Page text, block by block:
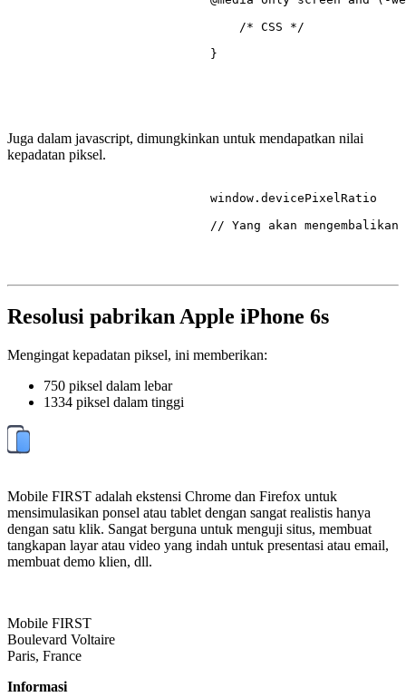
/* CSS */
                            }
Juga dalam javascript, dimungkinkan untuk mendapatkan nilai
kepadatan piksel.
                            window.
devicePixelRatio
// Yang akan mengembalikan
Resolusi pabrikan Apple iPhone 6s
Mengingat kepadatan piksel, ini memberikan:
750 piksel dalam lebar
1334 piksel dalam tinggi
Mobile FIRST adalah ekstensi Chrome dan Firefox untuk
mensimulasikan ponsel atau tablet dengan sangat realistis hanya
dengan satu klik. Sangat berguna untuk menguji situs, membuat
tangkapan layar atau video yang indah untuk presentasi atau email,
membuat demo klien, dll.
Mobile FIRST
Boulevard Voltaire
Paris, France
Informasi